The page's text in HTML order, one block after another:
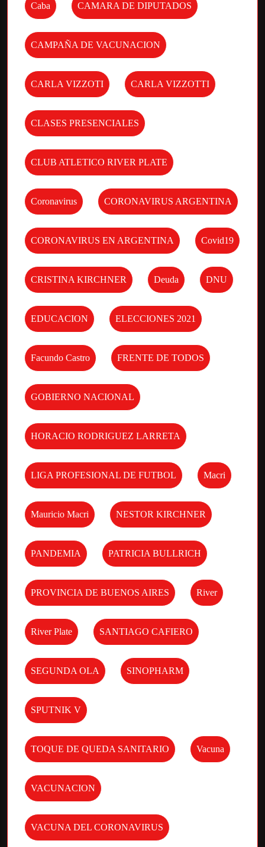
Caba CAMARA DE DIPUTADOS
CAMPAÑA DE VACUNACION
CARLA VIZZOTI CARLA VIZZOTTI
CLASES PRESENCIALES
CLUB ATLETICO RIVER PLATE
Coronavirus CORONAVIRUS ARGENTINA
CORONAVIRUS EN ARGENTINA Covid19
CRISTINA KIRCHNER Deuda DNU
EDUCACION ELECCIONES 2021
Facundo Castro FRENTE DE TODOS
GOBIERNO NACIONAL
HORACIO RODRIGUEZ LARRETA
LIGA PROFESIONAL DE FUTBOL Macri
Mauricio Macri NESTOR KIRCHNER
PANDEMIA PATRICIA BULLRICH
PROVINCIA DE BUENOS AIRES River
River Plate SANTIAGO CAFIERO
SEGUNDA OLA SINOPHARM
SPUTNIK V
TOQUE DE QUEDA SANITARIO Vacuna
VACUNACION
VACUNA DEL CORONAVIRUS